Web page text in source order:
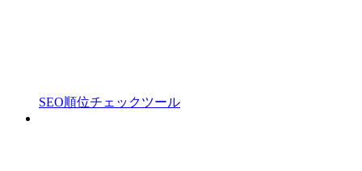
SEO順位チェックツール